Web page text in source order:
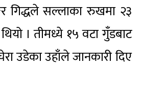
गिद्धले सल्लाका रुखमा २३
। तीमध्ये १५ वटा गुँडबाट
उडेका उहाँले जानकारी दिए